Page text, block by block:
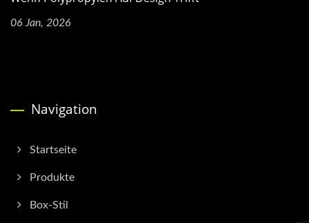
06 Jan, 2026
Navigation
Startseite
Produkte
Box-Stil